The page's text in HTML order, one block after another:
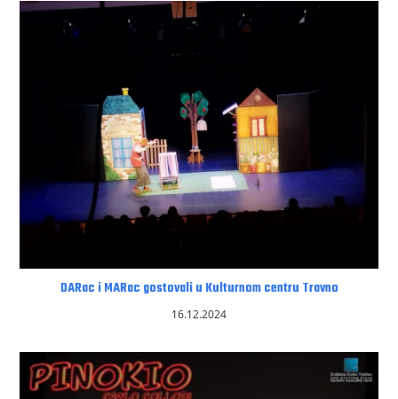
DARac i MARac gostovali u Kulturnom centru Travno
16.12.2024